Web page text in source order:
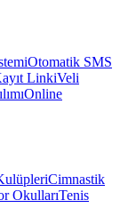
Otomatik SMS
LinkiVeli
Online
Cimnastik
OkullarıTenis